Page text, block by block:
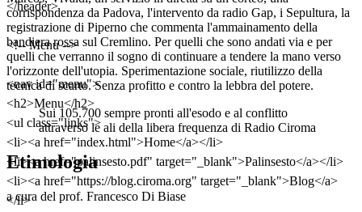
</header>
<!-- Menu -->
<nav id="menu">
<h2>Menu</h2>
<ul class="links">
<li><a href="index.html">Home</a></li>
<li><a href="palinsesto.pdf" target="_blank">Palinsesto</a></li>
<li><a href="https://blog.ciroma.org" target="_blank">Blog</a>
</li>
corrispondenza da Padova, l'intervento da radio Gap, i Sepultura, la
registrazione di Piperno che commenta l'ammainamento della
bandiera rossa sul Cremlino. Per quelli che sono andati via e per
quelli che verranno il sogno di continuare a tendere la mano verso
l'orizzonte dell'utopia. Sperimentazione sociale, riutilizzo della
tecnica di scarto. Senza profitto e contro la lebbra del potere.
Sui 105.700 sempre pronti all'esodo e al conflitto
attraverso le ali della libera frequenza di Radio Ciroma
Etimologia
a cura del prof. Francesco Di Biase